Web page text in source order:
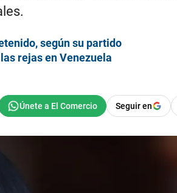
según su partido
rejas en Venezuela
Seguir en